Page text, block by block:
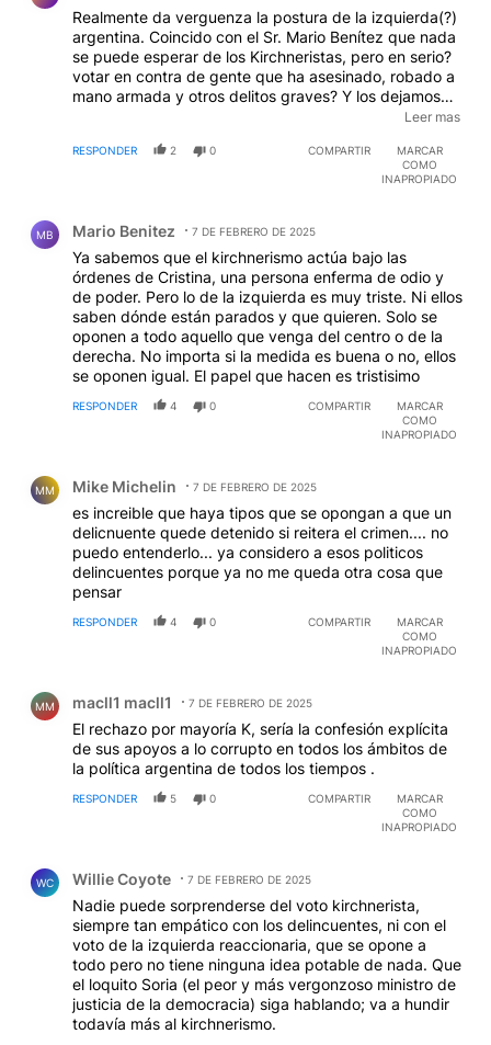
Realmente da verguenza la postura de la izquierda(?)
argentina. Coincido con el Sr. Mario Benítez que nada
se puede esperar de los Kirchneristas, pero en serio?
votar en contra de gente que ha asesinado, robado a
mano armada y otros delitos graves? Y los dejamos
irse para que vuelvan a hacer lo mismo? Espero que
votos. Son niñitos que viven en libros del s.XIX
Leer mas
RESPONDER 2 0 COMPARTIR
MARCAR
COMO
INAPROPIADO
MB Mario Benitez 7 DE FEBRERO DE 2025
Ya sabemos que el kirchnerismo actúa bajo las
órdenes de Cristina, una persona enferma de odio y
de poder. Pero lo de la izquierda es muy triste. Ni ellos
saben dónde están parados y que quieren. Solo se
oponen a todo aquello que venga del centro o de la
derecha. No importa si la medida es buena o no, ellos
se oponen igual. El papel que hacen es tristisimo
RESPONDER 4 0 COMPARTIR
MARCAR
COMO
INAPROPIADO
MM Mike Michelin 7 DE FEBRERO DE 2025
es increible que haya tipos que se opongan a que un
delicnuente quede detenido si reitera el crimen.... no
puedo entenderlo... ya considero a esos politicos
delincuentes porque ya no me queda otra cosa que
pensar
RESPONDER 4 0 COMPARTIR
MARCAR
COMO
INAPROPIADO
MM macll1 macll1 7 DE FEBRERO DE 2025
El rechazo por mayoría K, sería la confesión explícita
de sus apoyos a lo corrupto en todos los ámbitos de
la política argentina de todos los tiempos .
RESPONDER 5 0 COMPARTIR
MARCAR
COMO
INAPROPIADO
WC Willie Coyote 7 DE FEBRERO DE 2025
Nadie puede sorprenderse del voto kirchnerista,
siempre tan empático con los delincuentes, ni con el
voto de la izquierda reaccionaria, que se opone a
todo pero no tiene ninguna idea potable de nada. Que
el loquito Soria (el peor y más vergonzoso ministro de
justicia de la democracia) siga hablando; va a hundir
todavía más al kirchnerismo.